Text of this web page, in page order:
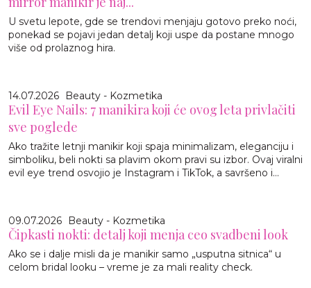
U svetu lepote, gde se trendovi menjaju gotovo preko noći,
ponekad se pojavi jedan detalj koji uspe da postane mnogo
više od prolaznog hira.
14.07.2026 Beauty - Kozmetika
Evil Eye Nails: 7 manikira koji će ovog leta privlačiti
sve poglede
Ako tražite letnji manikir koji spaja minimalizam, eleganciju i
simboliku, beli nokti sa plavim okom pravi su izbor. Ovaj viralni
evil eye trend osvojio je Instagram i TikTok, a savršeno i...
09.07.2026 Beauty - Kozmetika
Čipkasti nokti: detalj koji menja ceo svadbeni look
Ako se i dalje misli da je manikir samo „usputna sitnica“ u
celom bridal looku – vreme je za mali reality check.